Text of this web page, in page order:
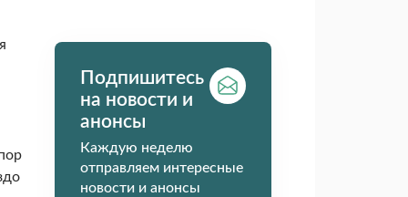
Подпишитесь
на новости и
анонсы
Каждую неделю
отправляем интересные
новости и анонсы